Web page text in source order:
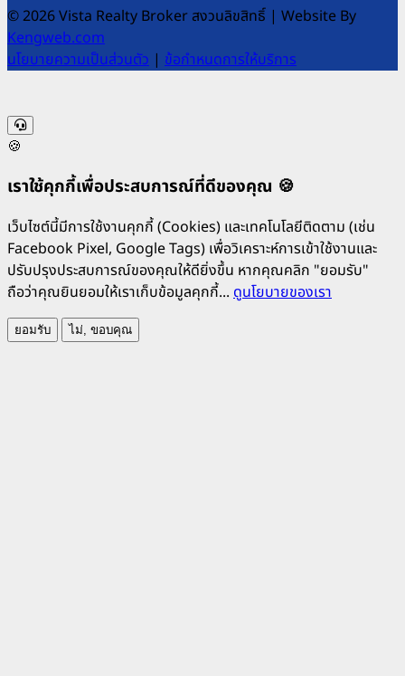
© 2026 Vista Realty Broker สงวนลิขสิทธิ์ | Website By
Kengweb.com
นโยบายความเป็นส่วนตัว | ข้อกำหนดการให้บริการ
🍪
เราใช้คุกกี้เพื่อประสบการณ์ที่ดีของคุณ 🍪
เว็บไซต์นี้มีการใช้งานคุกกี้ (Cookies) และเทคโนโลยีติดตาม (เช่น
Facebook Pixel, Google Tags) เพื่อวิเคราะห์การเข้าใช้งานและ
ปรับปรุงประสบการณ์ของคุณให้ดียิ่งขึ้น หากคุณคลิก "ยอมรับ"
ถือว่าคุณยินยอมให้เราเก็บข้อมูลคุกกี้... ดูนโยบายของเรา
ยอมรับ ไม่, ขอบคุณ